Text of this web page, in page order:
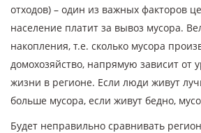
отходов) – один из важных факторов
население платит за вывоз мусора.
накопления, т.е. сколько мусора
домохозяйство, напрямую зависит от
жизни в регионе. Если люди живут
больше мусора, если живут бедно,
Будет неправильно сравнивать